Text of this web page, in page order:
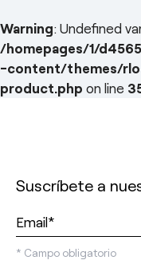
Warning: Undefined
/homepages/1/
-content/themes/
product.php on line
Suscríbete a
* Campo obligatorio